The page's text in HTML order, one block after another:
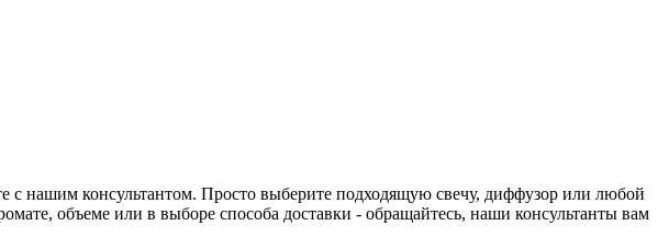
с нашим консультантом. Просто выберите подходящую свечу, диффузор или любой
объеме или в выборе способа доставки - обращайтесь, наши консультанты вам